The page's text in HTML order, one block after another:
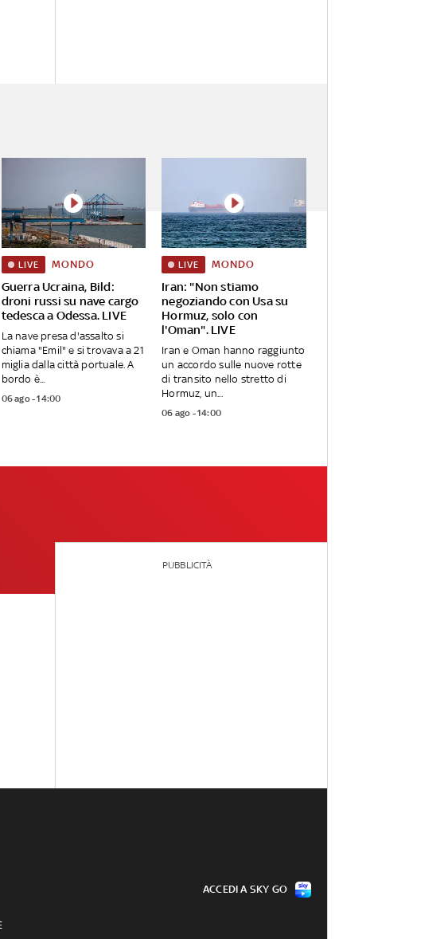
Guerra Ucraina, Bild:
droni russi su nave cargo
tedesca a Odessa. LIVE
LIVE MONDO
La nave presa d'assalto si
chiama "Emil" e si trovava a 21
miglia dalla città portuale. A
bordo è...
06 ago - 14:00
Iran: "Non stiamo
negoziando con Usa su
Hormuz, solo con
l'Oman". LIVE
LIVE MONDO
Iran e Oman hanno raggiunto
un accordo sulle nuove rotte
di transito nello stretto di
Hormuz, un...
06 ago - 14:00
PUBBLICITÀ
ACCEDI A SKY GO